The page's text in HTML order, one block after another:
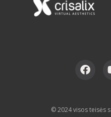
© 2024 visos teisės